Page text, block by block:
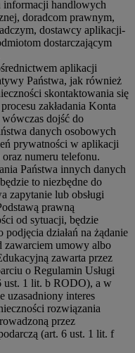
informacji handlowych
doradcom prawnym,
dostawcy aplikacji-
dostarczającym
aplikacji
Państwa, jak również
skontaktowania się
zakładania Konta
dojść do
danych osobowych
prywatności w aplikacji
numeru telefonu.
Państwa innych danych
to niezbędne do
zapytanie lub obsługi
prawną
od sytuacji, będzie
działań na żądanie
zawarciem umowy albo
zawarta przez
o Regulamin Usługi
ust. 1 lit. b RODO), a w
uzasadniony interes
rozwiązania
przez
(art. 6 ust. 1 lit. f